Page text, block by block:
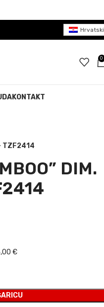
Hrvatski
0
KONTAKT
TZF2414
DIM.
€.
€